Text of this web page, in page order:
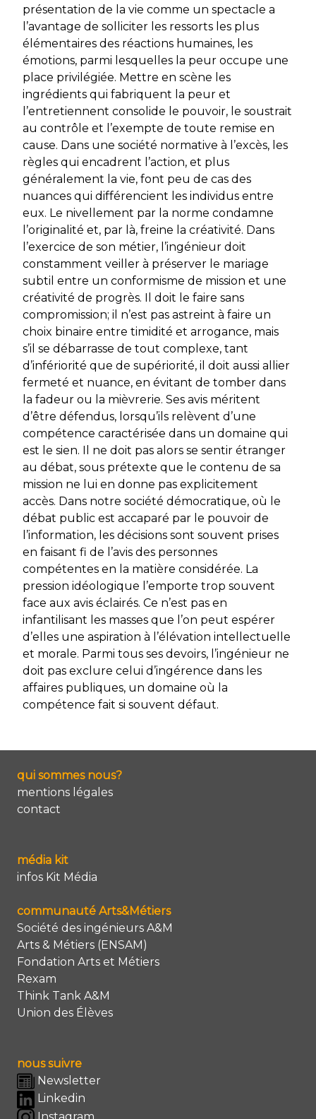
présentation de la vie comme un spectacle a
l’avantage de solliciter les ressorts les plus
élémentaires des réactions humaines, les
émotions, parmi lesquelles la peur occupe une
place privilégiée. Mettre en scène les
ingrédients qui fabriquent la peur et
l’entretiennent consolide le pouvoir, le soustrait
au contrôle et l’exempte de toute remise en
cause. Dans une société normative à l’excès, les
règles qui encadrent l’action, et plus
généralement la vie, font peu de cas des
nuances qui différencient les individus entre
eux. Le nivellement par la norme condamne
l’originalité et, par là, freine la créativité. Dans
l’exercice de son métier, l’ingénieur doit
constamment veiller à préserver le mariage
subtil entre un conformisme de mission et une
créativité de progrès. Il doit le faire sans
compromission; il n’est pas astreint à faire un
choix binaire entre timidité et arrogance, mais
s’il se débarrasse de tout complexe, tant
d’infériorité que de supériorité, il doit aussi allier
fermeté et nuance, en évitant de tomber dans
la fadeur ou la mièvrerie. Ses avis méritent
d’être défendus, lorsqu’ils relèvent d’une
compétence caractérisée dans un domaine qui
est le sien. Il ne doit pas alors se sentir étranger
au débat, sous prétexte que le contenu de sa
mission ne lui en donne pas explicitement
accès. Dans notre société démocratique, où le
débat public est accaparé par le pouvoir de
l’information, les décisions sont souvent prises
en faisant fi de l’avis des personnes
compétentes en la matière considérée. La
pression idéologique l’emporte trop souvent
face aux avis éclairés. Ce n’est pas en
infantilisant les masses que l’on peut espérer
d’elles une aspiration à l’élévation intellectuelle
et morale. Parmi tous ses devoirs, l’ingénieur ne
doit pas exclure celui d’ingérence dans les
affaires publiques, un domaine où la
compétence fait si souvent défaut.
qui sommes nous?
mentions légales
contact
média kit
infos Kit Média
communauté Arts&Métiers
Société des ingénieurs A&M
Arts & Métiers (ENSAM)
Fondation Arts et Métiers
Rexam
Think Tank A&M
Union des Élèves
nous suivre
Newsletter
Linkedin
Instagram